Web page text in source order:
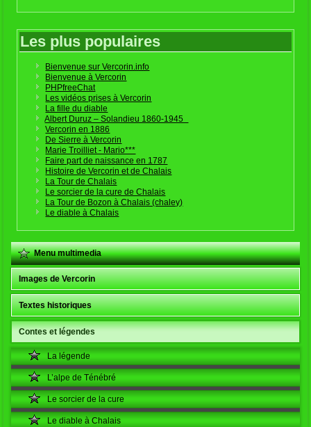
Les plus populaires
Bienvenue sur Vercorin.info
Bienvenue à Vercorin
PHPfreeChat
Les vidéos prises à Vercorin
La fille du diable
Albert Duruz – Solandieu 1860-1945
Vercorin en 1886
De Sierre à Vercorin
Marie Troilliet - Mario***
Faire part de naissance en 1787
Histoire de Vercorin et de Chalais
La Tour de Chalais
Le sorcier de la cure de Chalais
La Tour de Bozon à Chalais (chaley)
Le diable à Chalais
Menu multimedia
Images de Vercorin
Textes historiques
Contes et légendes
La légende
L’alpe de Ténébré
Le sorcier de la cure
Le diable à Chalais